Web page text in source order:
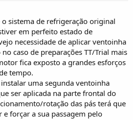
sistema de refrigeração original
em perfeito estado de
necessidade de aplicar ventoinha
caso de preparações TT/Trial mais
fica exposto a grandes esforços
tempo.
uma segunda ventoinha
ser aplicada na parte frontal do
rotação das pás terá que
forçar a sua passagem pelo